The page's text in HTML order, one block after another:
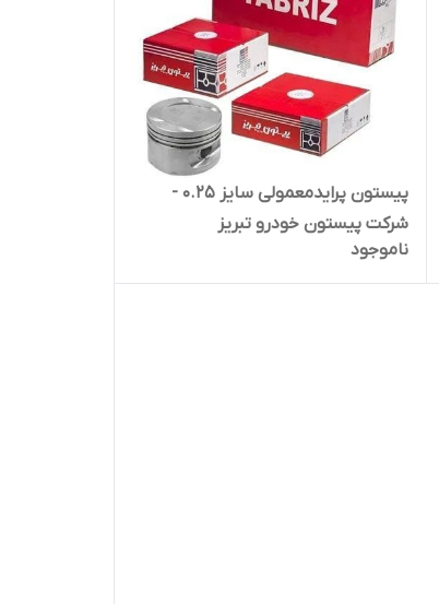
پیستون پرایدمعمولی سایز 0.25 -
شرکت پیستون خودرو تبریز
ناموجود